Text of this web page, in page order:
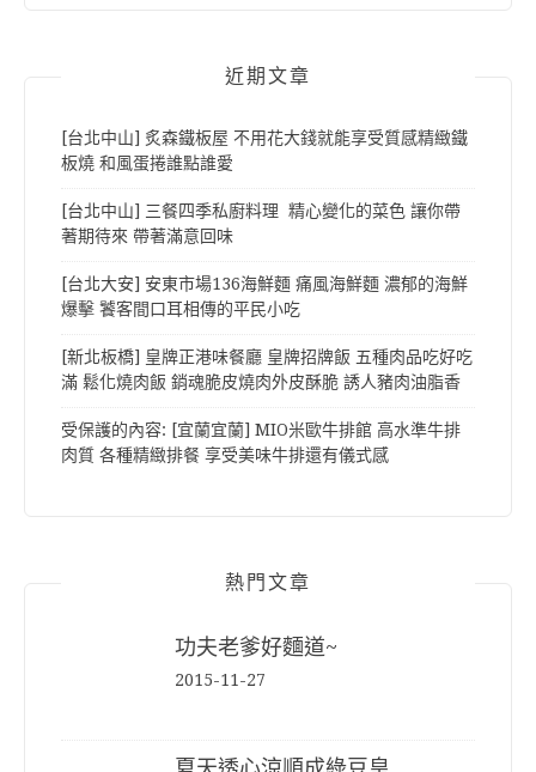
近期文章
[台北中山] 炙森鐵板屋 不用花大錢就能享受質感精緻鐵
板燒 和風蛋捲誰點誰愛
[台北中山] 三餐四季私廚料理 精心變化的菜色 讓你帶
著期待來 帶著滿意回味
[台北大安] 安東市場136海鮮麵 痛風海鮮麵 濃郁的海鮮
爆擊 饕客間口耳相傳的平民小吃
[新北板橋] 皇牌正港味餐廳 皇牌招牌飯 五種肉品吃好吃
滿 鬆化燒肉飯 銷魂脆皮燒肉外皮酥脆 誘人豬肉油脂香
受保護的內容: [宜蘭宜蘭] MIO米歐牛排館 高水準牛排
肉質 各種精緻排餐 享受美味牛排還有儀式感
熱門文章
功夫老爹好麵道~
2015-11-27